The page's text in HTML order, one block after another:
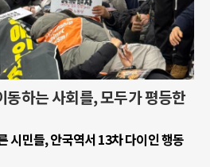
하는 사회를, 모두가 평등한
시민들, 안국역서 13차 다이인 행동